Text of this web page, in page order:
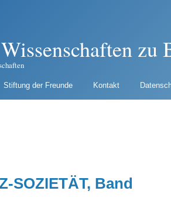
zu
Stiftung der Freunde Kontakt
SOZIETÄT, Band